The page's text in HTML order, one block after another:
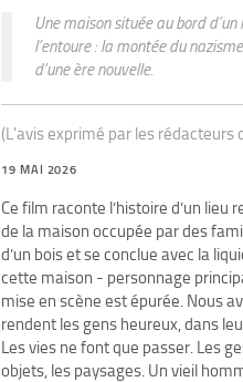
Une maison située au bord
l’entoure : la montée du
d’une ère nouvelle.
(L'avis exprimé par les rédacteurs
19 MAI 2026
Ce film raconte l’histoire d’un
de la maison occupée par des
d’un bois et se conclue avec la
cette maison - personnage
mise en scène est épurée. Nous
rendent les gens heureux, dans
Les vies ne font que passer. Les
objets, les paysages. Un vieil